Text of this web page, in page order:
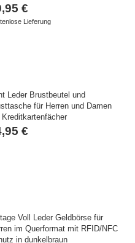
€
Lieferung
Leder Brustbeutel und
für Herren und Damen
€
Voll Leder Geldbörse für
im Querformat mit RFID/NFC
in dunkelbraun